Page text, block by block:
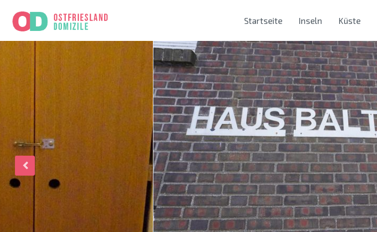
Startseite Inseln Küste